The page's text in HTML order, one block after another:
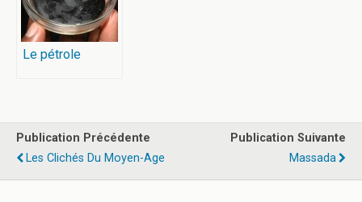
Le pétrole
Publication Précédente
Les Clichés Du Moyen-Age
Publication Suivante
Massada